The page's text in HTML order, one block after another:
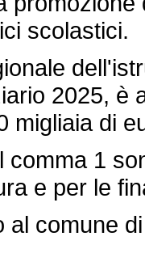
scolastici.
2025, è
migliaia di
comma 1
e per le
al comune